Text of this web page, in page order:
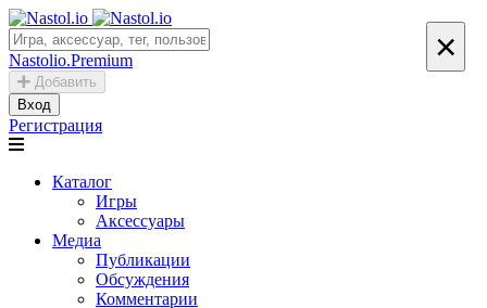
Nastolio.Premium
Добавить
Вход
Регистрация
Каталог
Игры
Аксессуары
Медиа
Публикации
Обсуждения
Комментарии
×